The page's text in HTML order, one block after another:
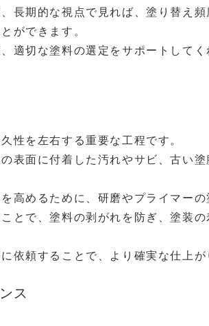
長期的な視点で見れば、塗り替え
ができます。
適切な塗料の選定をサポートしてく
性を左右する重要な工程です。
表面に付着した汚れやサビ、古い
高めるために、研磨やプライマーの
とで、塗料の剥がれを防ぎ、塗装
依頼することで、より確実な仕上が
ス